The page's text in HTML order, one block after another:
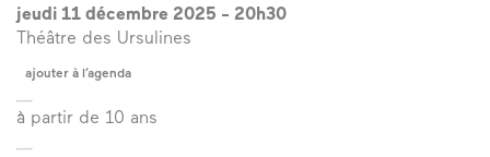
Pays de la Loire ;Conseil Départemental de Vendée ;
Ville de La Roche-sur-Yon
jeudi 11 décembre 2025 - 20h30
Théâtre des Ursulines
ajouter à l’agenda
à partir de 10 ans